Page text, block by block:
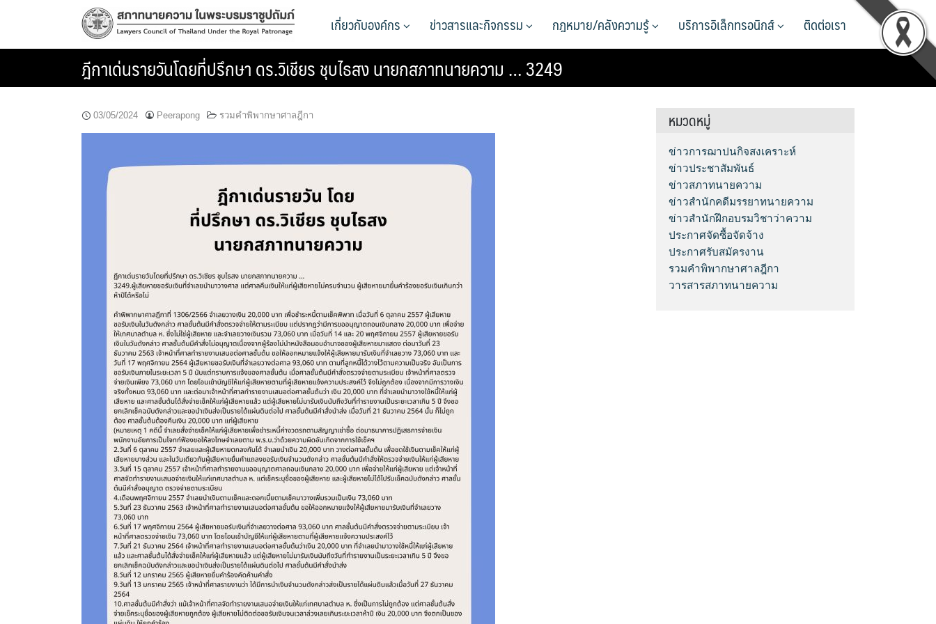
เกี่ยวกับองค์กร ข่าวสารและกิจกรรม กฎหมาย/คลังความรู้ บริการอิเล็กทรอนิกส์ ติดต่อเรา
ฎีกาเด่นรายวันโดยที่ปรึกษา ดร.วิเชียร ชุบไธสง นายกสภาทนายความ … 3249
03/05/2024 Peerapong รวมคำพิพากษาศาลฎีกา หมวดหมู่
ข่าวการฌาปนกิจสงเคราะห์
ข่าวประชาสัมพันธ์
ข่าวสภาทนายความ
ข่าวสำนักคดีมรรยาทนายความ
ข่าวสำนักฝึกอบรมวิชาว่าความ
ประกาศจัดซื้อจัดจ้าง
ประกาศรับสมัครงาน
รวมคำพิพากษาศาลฎีกา
วารสารสภาทนายความ